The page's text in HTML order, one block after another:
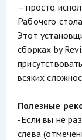
– просто
Рабочего
Этот
сборках by
всяких
Полезные
-Если вы не
слева